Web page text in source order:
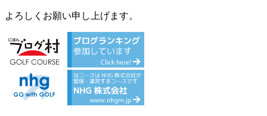
よろしくお願い申し上げます。